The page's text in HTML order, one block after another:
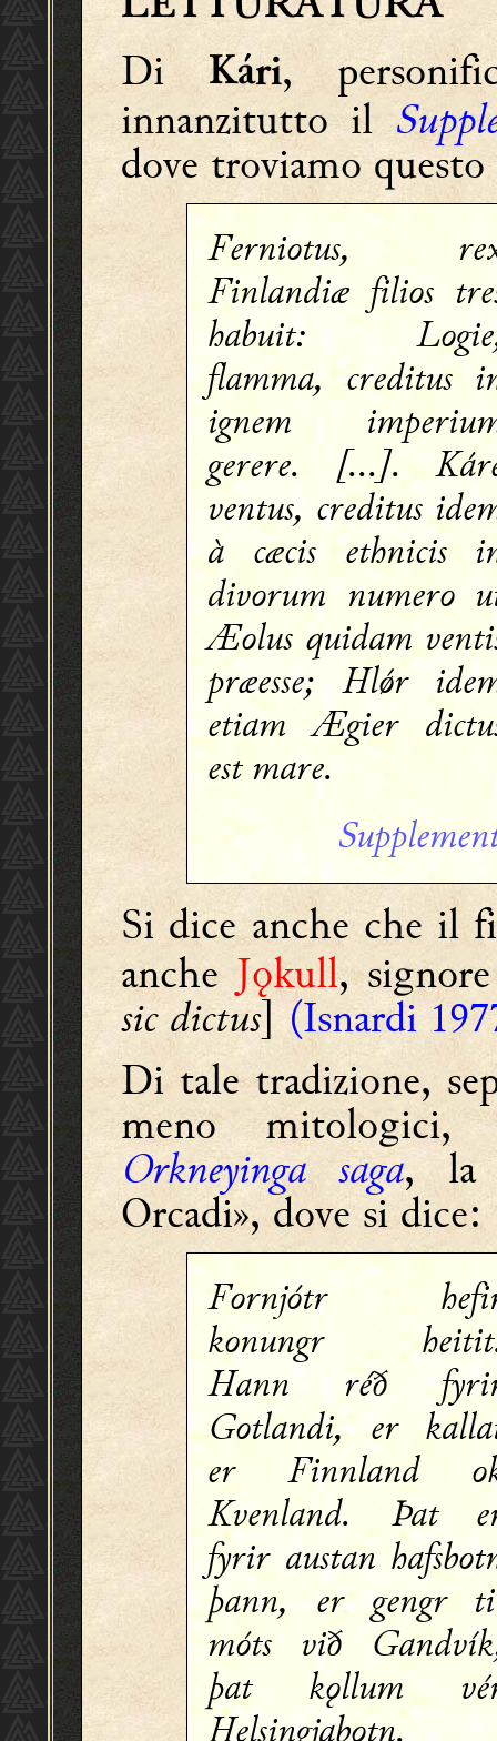
Di Kári,
innanzitutto il
dove troviamo questo
Ferniotus,
Finlandiæ filios
habuit:
flamma, creditus
ignem
gerere. [...].
ventus, creditus
à cæcis ethnicis
divorum numero
Æolus quidam
præesse; Hlǿr
etiam Ægier
est mare.
Si dice anche che il
ancheJǫkull,
sic dictus](Isnardi
Di tale tradizione,
meno
Orkneyinga saga, la
Orcadi», dove si dice:
Fornjótr
konungr
Hann réð
Gotlandi, er
er Finnland
Kvenland. Þat
fyrir austan
þann, er gengr
móts við
þat kǫllum
Helsingjabotn.